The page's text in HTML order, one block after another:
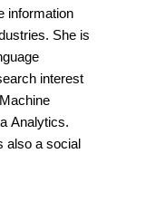
information
She is
interest
Analytics.
also a social